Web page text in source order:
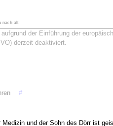
nach alt
der Einführung der
derzeit deaktiviert.
#
und der Sohn des Dörr ist